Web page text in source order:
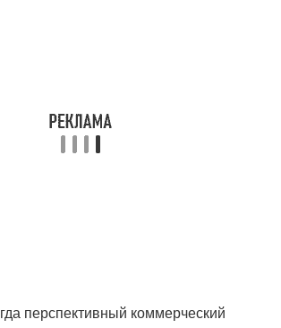
перспективный коммерческий